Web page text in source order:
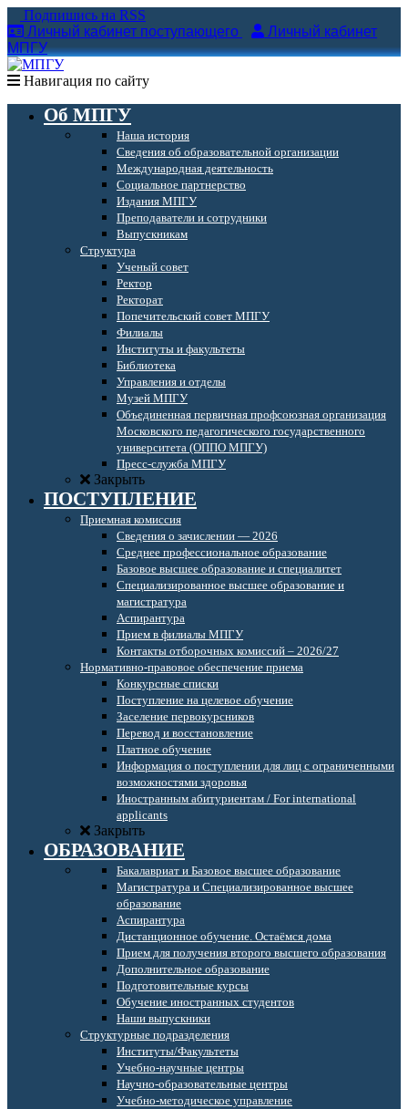
Подпишись на RSS
Личный кабинет поступающего
Личный кабинет
МПГУ
Навигация по сайту
Об МПГУ
Наша история
Сведения об образовательной организации
Международная деятельность
Социальное партнерство
Издания МПГУ
Преподаватели и сотрудники
Выпускникам
Структура
Ученый совет
Ректор
Ректорат
Попечительский совет МПГУ
Филиалы
Институты и факультеты
Библиотека
Управления и отделы
Музей МПГУ
Объединенная первичная профсоюзная организация
Московского педагогического государственного
университета (ОППО МПГУ)
Пресс-служба МПГУ
Закрыть
ПОСТУПЛЕНИЕ
Приемная комиссия
Сведения о зачислении — 2026
Среднее профессиональное образование
Базовое высшее образование и специалитет
Специализированное высшее образование и
магистратура
Аспирантура
Прием в филиалы МПГУ
Контакты отборочных комиссий – 2026/27
Нормативно-правовое обеспечение приема
Конкурсные списки
Поступление на целевое обучение
Заселение первокурсников
Перевод и восстановление
Платное обучение
Информация о поступлении для лиц с ограниченными
возможностями здоровья
Иностранным абитуриентам / For international
applicants
Закрыть
ОБРАЗОВАНИЕ
Бакалавриат и Базовое высшее образование
Магистратура и Специализированное высшее
образование
Аспирантура
Дистанционное обучение. Остаёмся дома
Прием для получения второго высшего образования
Дополнительное образование
Подготовительные курсы
Обучение иностранных студентов
Наши выпускники
Структурные подразделения
Институты/Факультеты
Учебно-научные центры
Научно-образовательные центры
Учебно-методическое управление